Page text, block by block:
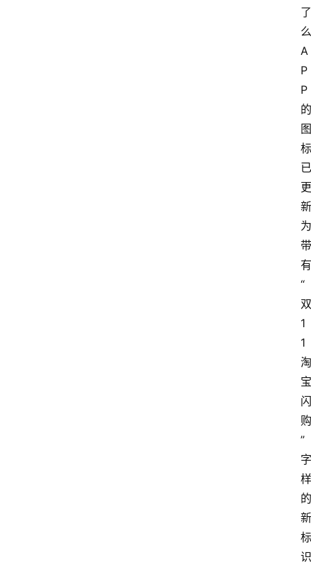
了
么
A
P
P
的
图
标
已
更
新
为
带
有
“
双
1
1
淘
宝
闪
购
”
字
样
的
新
标
识